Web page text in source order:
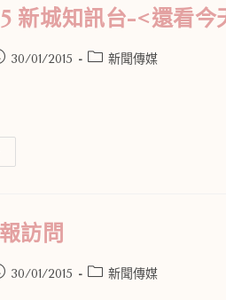
新城知訊台-<還看今
30/01/2015 新聞傳媒
訪問
30/01/2015 新聞傳媒